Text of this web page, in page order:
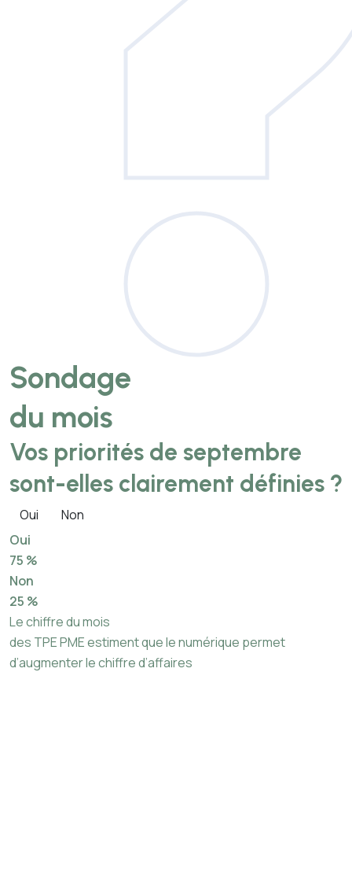
Sondage
du mois
Vos priorités de septembre
sont-elles clairement définies ?
Oui
Non
Oui
75 %
Non
25 %
Le chiffre du mois
des TPE PME estiment que le numérique permet
d’augmenter le chiffre d’affaires